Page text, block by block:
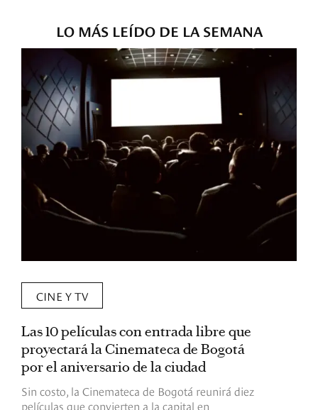
LO MÁS LEÍDO DE LA SEMANA
CINE Y TV
Las 10 películas con entrada libre que
proyectará la Cinemateca de Bogotá
por el aniversario de la ciudad
Sin costo, la Cinemateca de Bogotá reunirá diez
películas que convierten a la capital en